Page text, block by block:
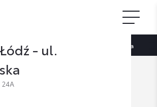
Znajdź dilera Toyota Łódź - ul. Brzezińska
- ul.